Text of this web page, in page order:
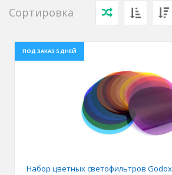
Сортировка
ПОД ЗАКАЗ 5 ДНЕЙ
Набор цветных светофильтров Godox